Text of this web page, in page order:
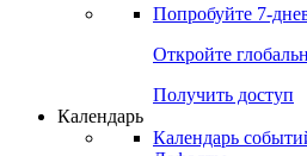
Попробуйте 7-
Откройте
Получить доступ
Календарь
Календарь